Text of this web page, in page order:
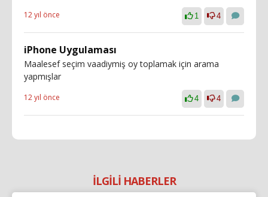
12 yıl önce 1 4
iPhone Uygulaması
Maalesef seçim vaadiymiş oy toplamak için arama
yapmışlar
12 yıl önce 4 4
İLGİLİ HABERLER